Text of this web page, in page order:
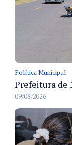
Política Municipal
09/08/2026